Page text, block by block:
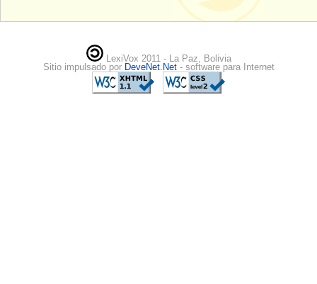
LexiVox 2011 - La Paz, Bolivia
Sitio impulsado por DeveNet.Net - software para Internet